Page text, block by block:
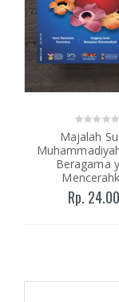
Majalah
Beragama
Rp.